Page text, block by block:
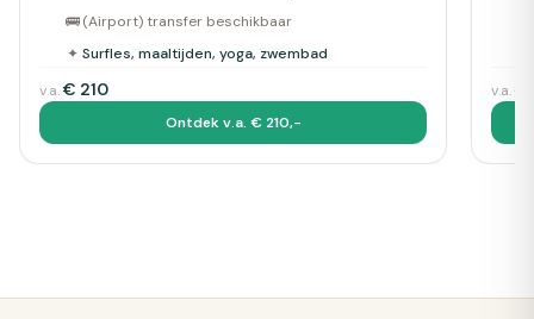
🚌(Airport) transfer beschikbaar
✦ Surfles, maaltijden, yoga, zwembad
v.a.€ 210
Ontdek v.a. € 210,-
v.a.